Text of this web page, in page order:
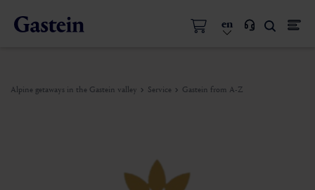
en
Alpine getaways in the Gastein valley Service Gastein from A-Z